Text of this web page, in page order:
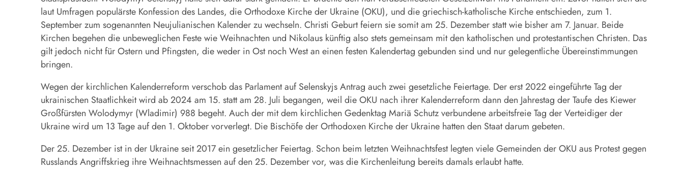
laut Umfragen populärste Konfession des Landes, die Orthodoxe Kirche der Ukraine (OKU), und die griechisch-katholische Kirche entschieden, zum 1.
September zum sogenannten Neujulianischen Kalender zu wechseln. Christi Geburt feiern sie somit am 25. Dezember statt wie bisher am 7. Januar. Beide
Kirchen begehen die unbeweglichen Feste wie Weihnachten und Nikolaus künftig also stets gemeinsam mit den katholischen und protestantischen Christen. Das
gilt jedoch nicht für Ostern und Pfingsten, die weder in Ost noch West an einen festen Kalendertag gebunden sind und nur gelegentliche Übereinstimmungen
bringen.
Wegen der kirchlichen Kalenderreform verschob das Parlament auf Selenskyjs Antrag auch zwei gesetzliche Feiertage. Der erst 2022 eingeführte Tag der
ukrainischen Staatlichkeit wird ab 2024 am 15. statt am 28. Juli begangen, weil die OKU nach ihrer Kalenderreform dann den Jahrestag der Taufe des Kiewer
Großfürsten Wolodymyr (Wladimir) 988 begeht. Auch der mit dem kirchlichen Gedenktag Mariä Schutz verbundene arbeitsfreie Tag der Verteidiger der
Ukraine wird um 13 Tage auf den 1. Oktober vorverlegt. Die Bischöfe der Orthodoxen Kirche der Ukraine hatten den Staat darum gebeten.
Der 25. Dezember ist in der Ukraine seit 2017 ein gesetzlicher Feiertag. Schon beim letzten Weihnachtsfest legten viele Gemeinden der OKU aus Protest gegen
Russlands Angriffskrieg ihre Weihnachtsmessen auf den 25. Dezember vor, was die Kirchenleitung bereits damals erlaubt hatte.